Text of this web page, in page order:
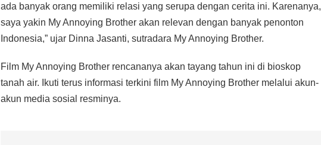
ada banyak orang memiliki relasi yang serupa dengan cerita ini. Karenanya,
saya yakin My Annoying Brother akan relevan dengan banyak penonton
Indonesia,” ujar Dinna Jasanti, sutradara My Annoying Brother.
Film My Annoying Brother rencananya akan tayang tahun ini di bioskop
tanah air. Ikuti terus informasi terkini film My Annoying Brother melalui akun-
akun media sosial resminya.